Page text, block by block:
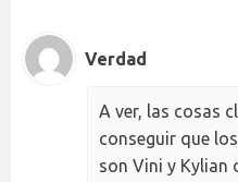
Verdad
A ver, las cosas
conseguir que
son Vini y Kylian